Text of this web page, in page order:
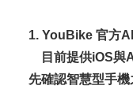
1. YouBike 官方
目前提供iOS與
先確認智慧型手機